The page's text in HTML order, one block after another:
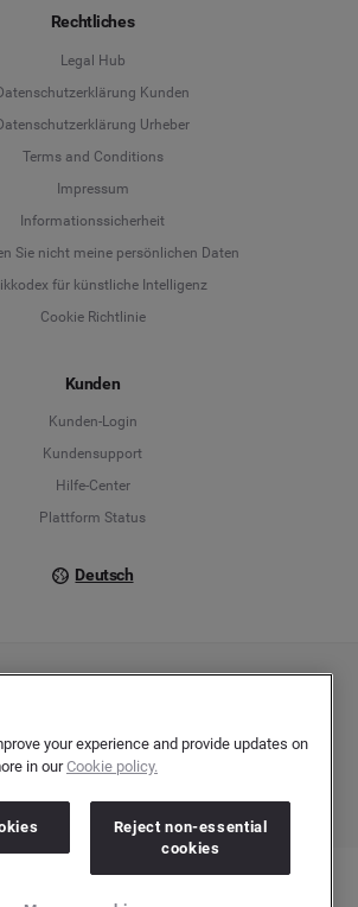
Rechtliches
Legal Hub
Kunden
Urheber
Terms and Conditions
Impressum
Informationssicherheit
Sie nicht meine persönlichen Daten
für künstliche Intelligenz
Cookie Richtlinie
Kunden
Kunden-Login
Kundensupport
Hilfe-Center
Plattform Status
Deutsch
Deutsch
English
Identifikationsnummer: DE278408482
your experience and provide updates on
in ourCookie policy.
Reject non-essential
cookies